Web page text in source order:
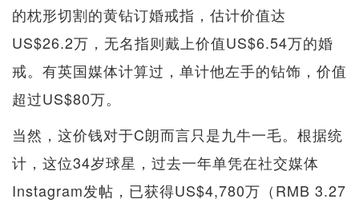
的枕形切割的黄钻订婚戒指，估计价值达
US$26.2万，无名指则戴上价值US$6.54万的婚
戒。有英国媒体计算过，单计他左手的钻饰，价值
超过US$80万。
当然，这价钱对于C朗而言只是九牛一毛。根据统
计，这位34岁球星，过去一年单凭在社交媒体
Instagram发帖，已获得US$4,780万（RMB 3.27